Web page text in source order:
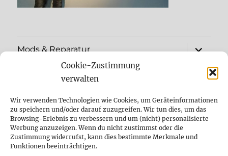
Cookie-Zustimmung
verwalten
Wir verwenden Technologien wie Cookies, um Geräteinformationen
zu speichern und/oder darauf zuzugreifen. Wir tun dies, um das
Browsing-Erlebnis zu verbessern und um (nicht) personalisierte
Werbung anzuzeigen. Wenn du nicht zustimmst oder die
Zustimmung widerrufst, kann dies bestimmte Merkmale und
Funktionen beeinträchtigen.
Mods & Reparatur
öffnen
Workshops & Beratung
öffnen
Sessionmusiker für Studioaufnahmen, Remote
Sessions, Songwriting, Sounddesign
Frag den Dude
öffnen